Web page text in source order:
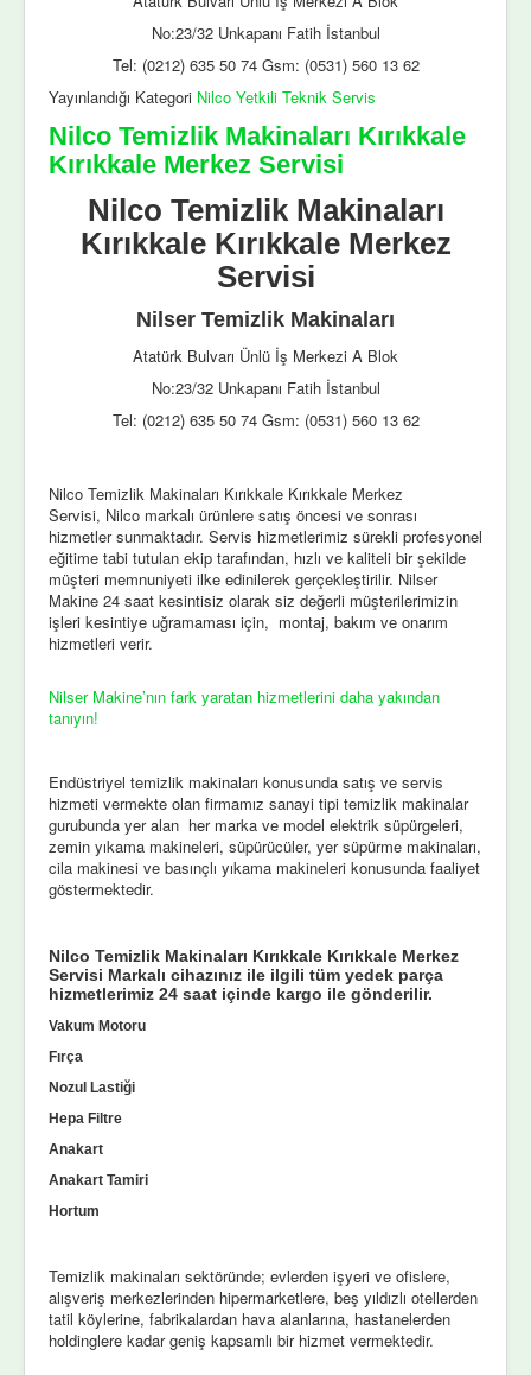
No:23/32 Unkapanı Fatih İstanbul
Tel: (0212) 635 50 74 Gsm: (0531) 560 13 62
Yayınlandığı Kategori Nilco Yetkili Teknik Servis
Nilco Temizlik Makinaları Kırıkkale
Kırıkkale Merkez Servisi
Nilco Temizlik Makinaları
Kırıkkale Kırıkkale Merkez
Servisi
Nilser Temizlik Makinaları
Atatürk Bulvarı Ünlü İş Merkezi A Blok
No:23/32 Unkapanı Fatih İstanbul
Tel: (0212) 635 50 74 Gsm: (0531) 560 13 62
Nilco Temizlik Makinaları Kırıkkale Kırıkkale Merkez
Servisi, Nilco markalı ürünlere satış öncesi ve sonrası
hizmetler sunmaktadır. Servis hizmetlerimiz sürekli profesyonel
eğitime tabi tutulan ekip tarafından, hızlı ve kaliteli bir şekilde
müşteri memnuniyeti ilke edinilerek gerçekleştirilir. Nilser
Makine 24 saat kesintisiz olarak siz değerli müşterilerimizin
işleri kesintiye uğramaması için, montaj, bakım ve onarım
hizmetleri verir.
Nilser Makine’nın fark yaratan hizmetlerini daha yakından
tanıyın!
Endüstriyel temizlik makinaları konusunda satış ve servis
hizmeti vermekte olan firmamız sanayi tipi temizlik makinalar
gurubunda yer alan her marka ve model elektrik süpürgeleri,
zemin yıkama makineleri, süpürücüler, yer süpürme makinaları,
cila makinesi ve basınçlı yıkama makineleri konusunda faaliyet
göstermektedir.
Nilco Temizlik Makinaları Kırıkkale Kırıkkale Merkez
Servisi Markalı cihazınız ile ilgili tüm yedek parça
hizmetlerimiz 24 saat içinde kargo ile gönderilir.
Vakum Motoru
Fırça
Nozul Lastiği
Hepa Filtre
Anakart
Anakart Tamiri
Hortum
Temizlik makinaları sektöründe; evlerden işyeri ve ofislere,
alışveriş merkezlerinden hipermarketlere, beş yıldızlı otellerden
tatil köylerine, fabrikalardan hava alanlarına, hastanelerden
holdinglere kadar geniş kapsamlı bir hizmet vermektedir.